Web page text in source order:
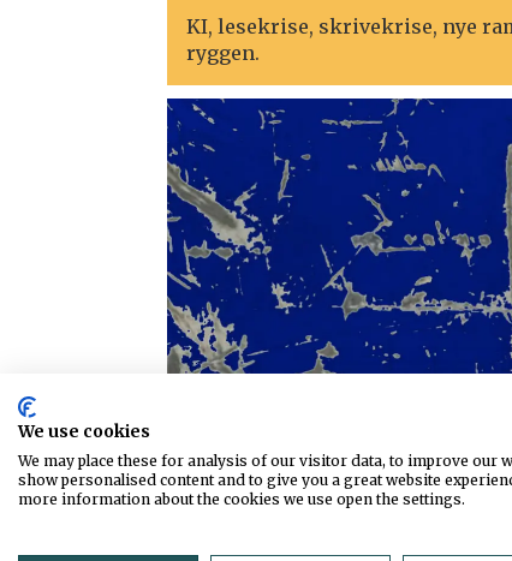
KI, lesekrise, skrivekrise, nye
ryggen.
We use cookies
We may place these for analysis of our visitor data, to improve our
show personalised content and to give you a great website
more information about the cookies we use open the settings.